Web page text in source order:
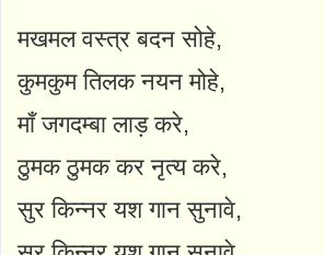
मखमल वस्त्र बदन सोहे,
कुमकुम तिलक नयन मोहे,
माँ जगदम्बा लाड़ करे,
ठुमक ठुमक कर नृत्य करे,
सुर किन्नर यश गान सुनावे,